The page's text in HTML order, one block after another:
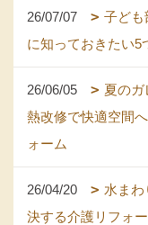
26/07/07
子ども
に知っておきたい5
26/06/05
夏の
熱改修で快適空間
ォーム
26/04/20
水ま
決する介護リフォ